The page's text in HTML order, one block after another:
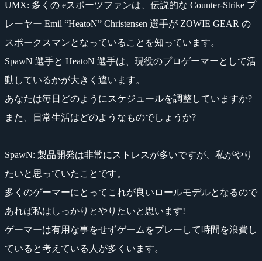
UMX: 多くの eスポーツファンは、伝説的な Counter-Strike プ
レーヤー Emil “HeatoN” Christensen 選手が ZOWIE GEAR の
スポークスマンとなっていることを知っています。
SpawN 選手と HeatoN 選手は、現役のプロゲーマーとして活
動しているかが大きく違います。
あなたは毎日どのようにスケジュールを調整していますか?
また、日常生活はどのようなものでしょうか?
SpawN: 製品開発は非常にストレスが多いですが、私がやり
たいと思っていたことです。
多くのゲーマーにとってこれが良いロールモデルとなるので
あれば私はしっかりとやりたいと思います!
ゲーマーは有用な事をせずゲームをプレーして時間を浪費し
ていると考えている人が多くいます。